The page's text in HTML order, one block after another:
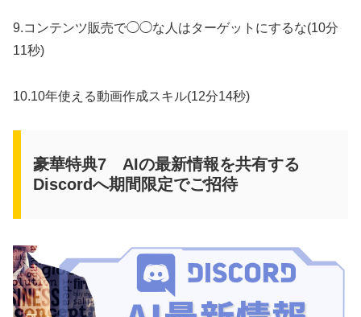
9.コンテンツ販売で◯◯な人はターゲットにするな(10分
11秒)
10.10年使える動画作成スキル(12分14秒)
豪華特典7 AIの最新情報を共有する
Discordへ期間限定でご招待